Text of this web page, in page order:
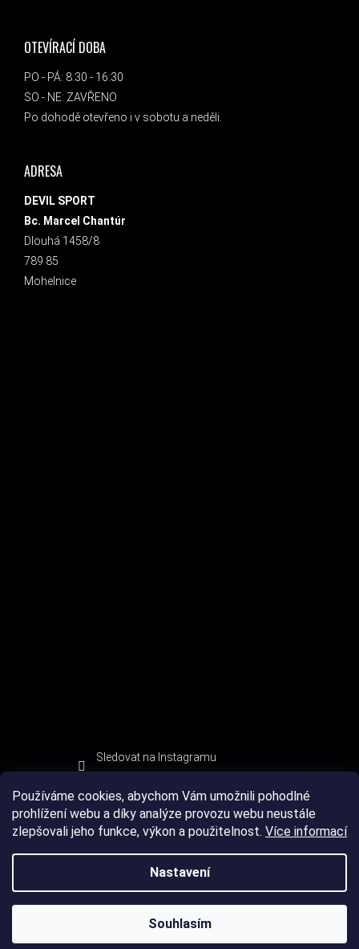
Používáme cookies, abychom Vám umožnili pohodlné
prohlížení webu a díky analýze provozu webu neustále
zlepšovali jeho funkce, výkon a použitelnost. Více informací
Nastavení
Souhlasím
OTEVÍRACÍ DOBA
PO - PÁ: 8:30 - 16:30
SO - NE: ZAVŘENO
Po dohodě otevřeno i v sobotu a neděli.
ADRESA
DEVIL SPORT
Bc. Marcel Chantúr
Dlouhá 1458/8
789 85
Mohelnice
Sledovat na Instagramu
DEVIL SPORT. Všechna práva vyhrazena.